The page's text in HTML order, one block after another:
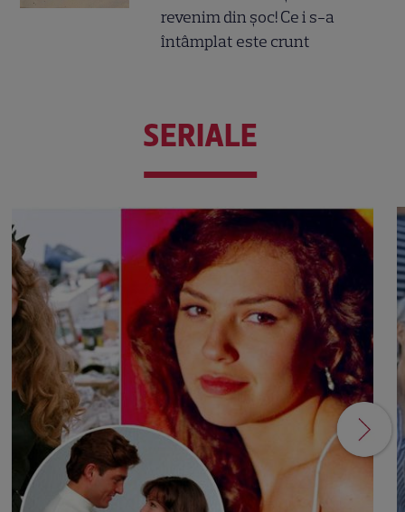
revenim din șoc! Ce i s-a
întâmplat este crunt
SERIALE